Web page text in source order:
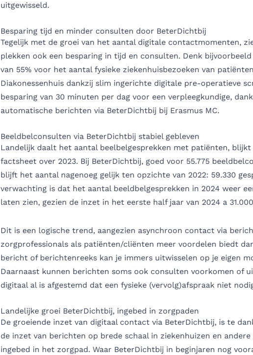
uitgewisseld.
Besparing tijd en minder consulten door BeterDichtbij
Tegelijk met de groei van het aantal digitale contactmomenten,
plekken ook een besparing in tijd en consulten. Denk
van 55% voor het aantal fysieke ziekenhuisbezoeken van
Diakonessenhuis dankzij slim ingerichte digitale pre-operatieve
besparing van 30 minuten per dag voor een verpleegkundige,
automatische berichten via BeterDichtbij bij Erasmus MC.
Beeldbelconsulten via BeterDichtbij stabiel gebleven
Landelijk daalt het aantal beelbelgesprekken met patiënten, blijkt
factsheet over 2023. Bij BeterDichtbij, goed voor 55.775
blijft het aantal nagenoeg gelijk ten opzichte van 2022: 59.330
verwachting is dat het aantal beeldbelgesprekken in 2024 weer
laten zien, gezien de inzet in het eerste half jaar van 2024 a
Dit is een logische trend, aangezien asynchroon contact via
zorgprofessionals als patiënten/cliënten meer voordelen biedt
bericht of berichtenreeks kan je immers uitwisselen op je eigen
Daarnaast kunnen berichten soms ook consulten voorkomen of
digitaal al is afgestemd dat een fysieke (vervolg)afspraak niet
Landelijke groei BeterDichtbij, ingebed in zorgpaden
De groeiende inzet van digitaal contact via BeterDichtbij, is te
de inzet van berichten op brede schaal in ziekenhuizen en
ingebed in het zorgpad. Waar BeterDichtbij in beginjaren nog